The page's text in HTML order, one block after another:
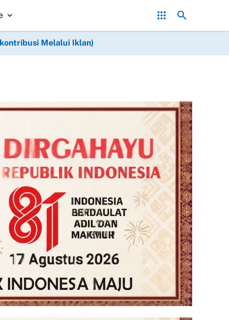
1 Kodam XIX Tuanku Tambusai, Prajurit dan Persit Khidmatkan
Melalui Iklan)